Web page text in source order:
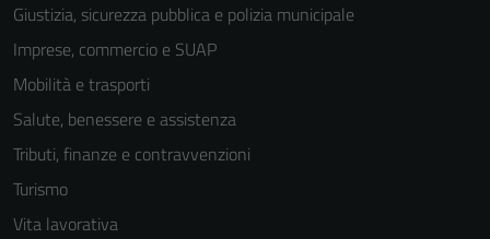
Giustizia, sicurezza pubblica e polizia municipale
Imprese, commercio e SUAP
Mobilità e trasporti
Salute, benessere e assistenza
Tributi, finanze e contravvenzioni
Turismo
Vita lavorativa